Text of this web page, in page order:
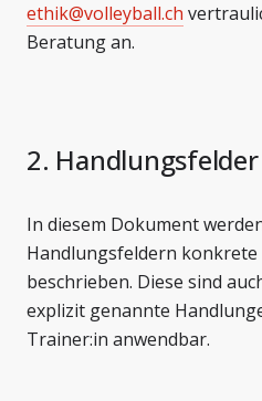
ethik@volleyball.ch
Beratung an.
2. Handlungsfelder
In diesem Dokument
Handlungsfeldern
beschrieben. Diese sind
explizit genannte
Trainer:in anwendbar.